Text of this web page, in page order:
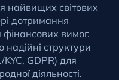
найвищих світових
дотримання
вимог.
структури
GDPR) для
діяльності.